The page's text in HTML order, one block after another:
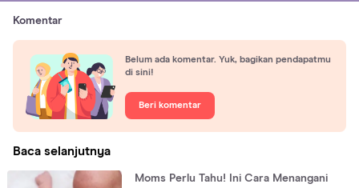
Komentar
Belum ada komentar. Yuk, bagikan pendapatmu
di sini!
Beri komentar
Baca selanjutnya
Moms Perlu Tahu! Ini Cara Menangani